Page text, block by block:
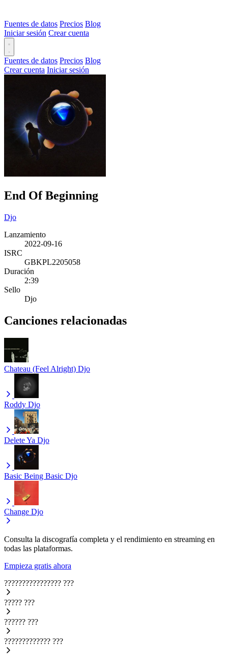
Fuentes de datos Precios Blog
Iniciar sesión Crear cuenta
Fuentes de datos Precios Blog
Crear cuenta Iniciar sesión
End Of Beginning
Djo
Lanzamiento
2022-09-16
ISRC
GBKPL2205058
Duración
2:39
Sello
Djo
Canciones relacionadas
Chateau (Feel Alright) Djo
Roddy Djo
Delete Ya Djo
Basic Being Basic Djo
Change Djo
Consulta la discografía completa y el rendimiento en streaming en
todas las plataformas.
Empieza gratis ahora
???????????????? ???
????? ???
?????? ???
????????????? ???